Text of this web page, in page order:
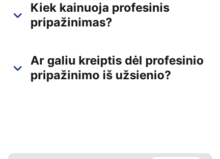
Kiek kainuoja profesinis
pripažinimas?
Ar galiu kreiptis dėl profesinio
pripažinimo iš užsienio?